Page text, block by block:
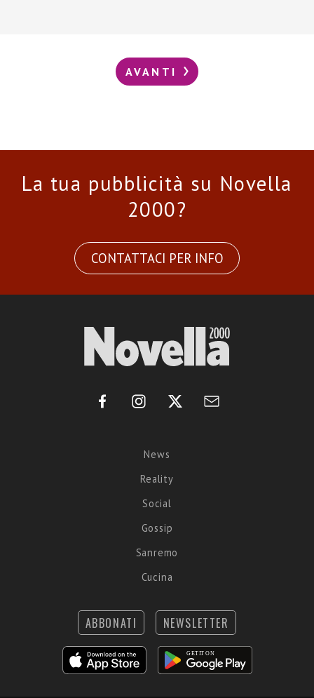
AVANTI
La tua pubblicità su Novella
2000?
CONTATTACI PER INFO
News
Reality
Social
Gossip
Sanremo
Cucina
ABBONATI NEWSLETTER